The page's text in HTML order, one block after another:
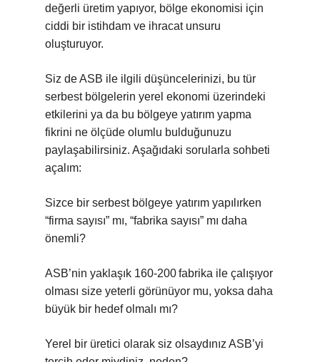
değerli üretim yapıyor, bölge ekonomisi için
ciddi bir istihdam ve ihracat unsuru
oluşturuyor.
Siz de ASB ile ilgili düşüncelerinizi, bu tür
serbest bölgelerin yerel ekonomi üzerindeki
etkilerini ya da bu bölgeye yatırım yapma
fikrini ne ölçüde olumlu bulduğunuzu
paylaşabilirsiniz. Aşağıdaki sorularla sohbeti
açalım:
Sizce bir serbest bölgeye yatırım yapılırken
“firma sayısı” mı, “fabrika sayısı” mı daha
önemli?
ASB’nin yaklaşık 160‑200 fabrika ile çalışıyor
olması size yeterli görünüyor mu, yoksa daha
büyük bir hedef olmalı mı?
Yerel bir üretici olarak siz olsaydınız ASB’yi